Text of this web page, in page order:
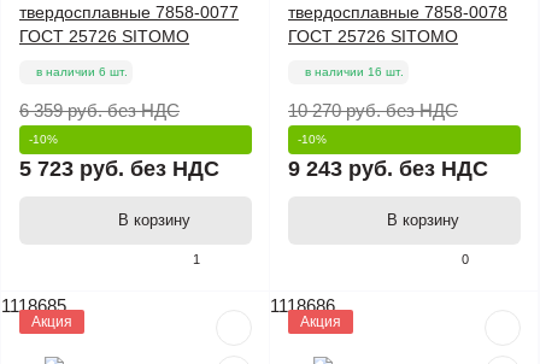
1
твердосплавные 7858-0077
ГОСТ 25726 SITOMO
в наличии 6 шт.
6 359 руб.без НДС
-10%
5 723 руб. без НДС
В корзину
0
твердосплавные 7858-0078
ГОСТ 25726 SITOMO
в наличии 16 шт.
10 270 руб.без НДС
-10%
9 243 руб. без НДС
В корзину
1118685
Акция
1118686
Акция